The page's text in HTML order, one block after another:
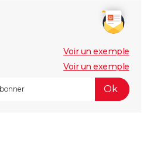
Voir un exemple
Voir un exemple